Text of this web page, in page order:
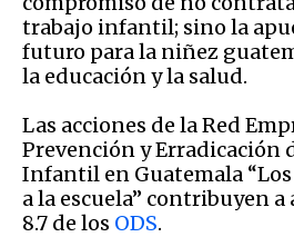
trabajo infantil; sino la
futuro para la niñez
la educación y la salud.
Las acciones de la Red
Prevención y Erradicación
Infantil en Guatemala
a la escuela” contribuyen
8.7 de los ODS.